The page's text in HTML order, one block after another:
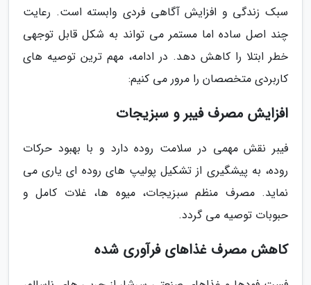
سبک زندگی و افزایش آگاهی فردی وابسته است. رعایت
چند اصل ساده اما مستمر می تواند به شکل قابل توجهی
خطر ابتلا را کاهش دهد. در ادامه، مهم ترین توصیه های
کاربردی متخصصان را مرور می کنیم:
افزایش مصرف فیبر و سبزیجات
فیبر نقش مهمی در سلامت روده دارد و با بهبود حرکات
روده، به پیشگیری از تشکیل پولیپ های روده ای یاری می
نماید. مصرف منظم سبزیجات، میوه ها، غلات کامل و
حبوبات توصیه می گردد.
کاهش مصرف غذاهای فرآوری شده